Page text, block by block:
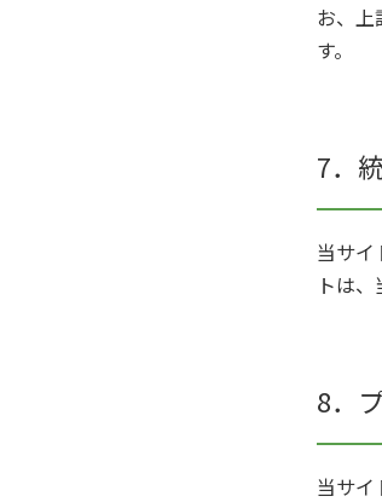
お、上
す。
7．
当サイ
トは
8．
当サイ